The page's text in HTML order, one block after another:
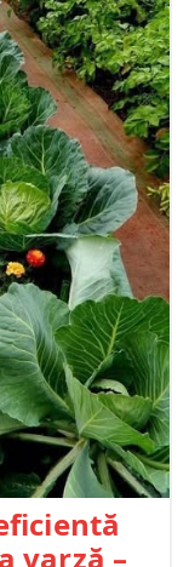
varză –